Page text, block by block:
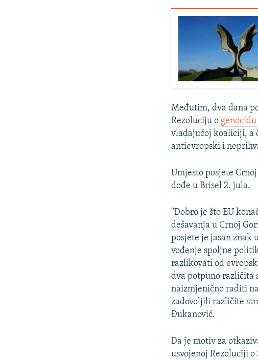
Međutim, dva dana
Rezoluciju ogenocidu
vladajućoj koaliciji, a
antievropski i
Umjesto posjete
dođe u Brisel 2. jula.
"Dobro je što EU
dešavanja u Crnoj
posjete je jasan znak
vođenje spoljne
razlikovati od
dva potpuno
naizmjenično raditi
zadovoljili različite
Đukanović.
Da je motiv za
usvojenoj Rezoluciji